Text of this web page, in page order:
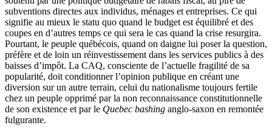
subventions directes aux individus, ménages et entreprises. Ce qui
signifie au mieux le statu quo quand le budget est équilibré et des
coupes en d’autres temps ce qui sera le cas quand la crise resurgira.
Pourtant, le peuple québécois, quand on daigne lui poser la question,
préfère et de loin un réinvestissement dans les services publics à des
baisses d’impôt. La CAQ, consciente de l’actuelle fragilité de sa
popularité, doit conditionner l’opinion publique en créant une
diversion sur un autre terrain, celui du nationalisme toujours fertile
chez un peuple opprimé par la non reconnaissance constitutionnelle
de son existence et par le Quebec bashing anglo-saxon en remontée
fulgurante.